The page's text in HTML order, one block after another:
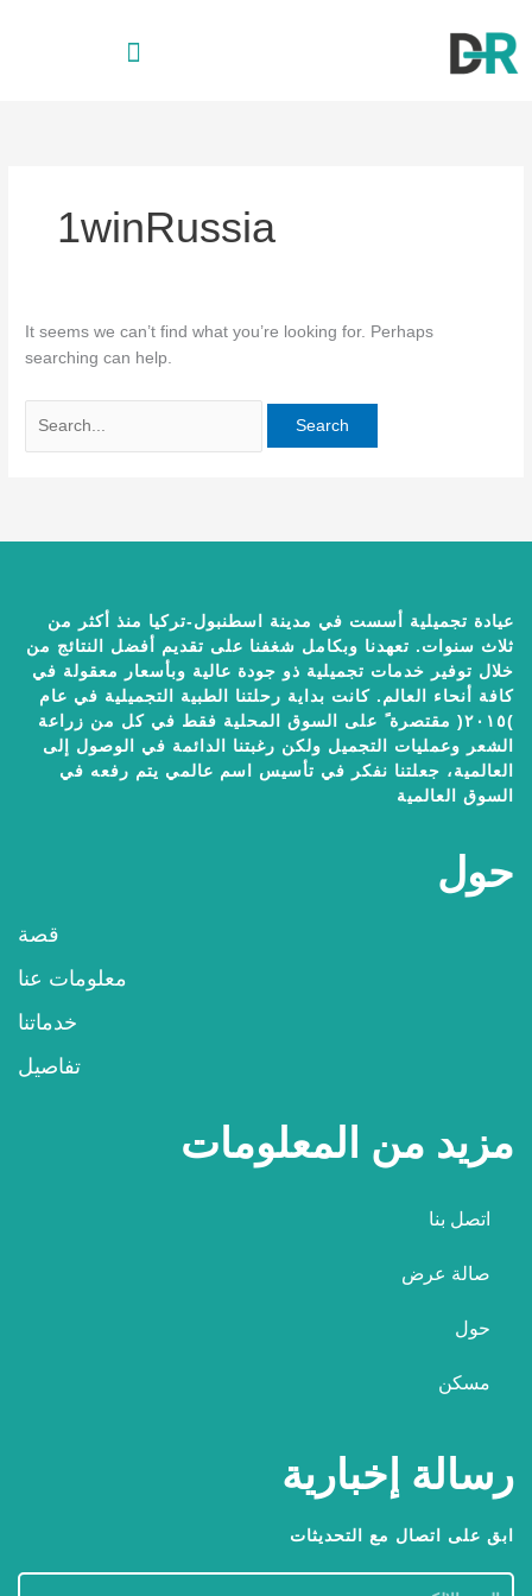
1winRussia
It seems we can’t find what you’re looking for. Perhaps
searching can help.
رسالة إخبارية
ابق على اتصال مع التحديثات
مزيد من المعلومات
اتصل بنا
صالة عرض
حول
مسكن
حول
قصة
معلومات عنا
خدماتنا
تفاصيل
عيادة تجميلية أسست في مدينة اسطنبول-تركيا منذ أكثر من
ثلاث سنوات. تعهدنا وبكامل شغفنا على تقديم أفضل النتائج من
خلال توفير خدمات تجميلية ذو جودة عالية وبأسعار معقولة في
كافة أنحاء العالم. كانت بداية رحلتنا الطبية التجميلية في عام
)٢٠١٥( مقتصرة ً على السوق المحلية فقط في كل من زراعة
الشعر وعمليات التجميل ولكن رغبتنا الدائمة في الوصول إلى
العالمية، جعلتنا نفكر في تأسيس اسم عالمي يتم رفعه في
السوق العالمية